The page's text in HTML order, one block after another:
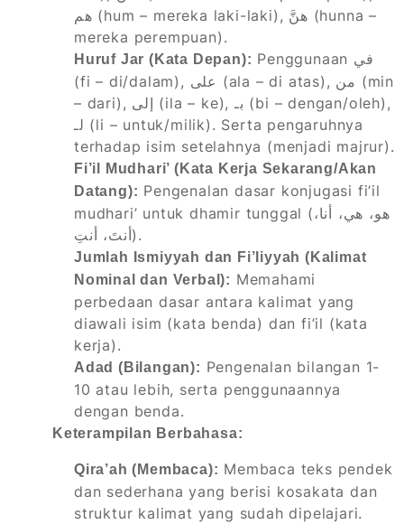
هم (hum – mereka laki-laki), هنَّ (hunna –
mereka perempuan).
Huruf Jar (Kata Depan): Penggunaan في
(fi – di/dalam), على (ala – di atas), من (min
– dari), إلى (ila – ke), بـ (bi – dengan/oleh),
لـ (li – untuk/milik). Serta pengaruhnya
terhadap isim setelahnya (menjadi majrur).
Fi’il Mudhari’ (Kata Kerja Sekarang/Akan
Datang): Pengenalan dasar konjugasi fi’il
mudhari’ untuk dhamir tunggal (هو، هي، أنا،
أنتَ، أنتِ).
Jumlah Ismiyyah dan Fi’liyyah (Kalimat
Nominal dan Verbal): Memahami
perbedaan dasar antara kalimat yang
diawali isim (kata benda) dan fi’il (kata
kerja).
Adad (Bilangan): Pengenalan bilangan 1-
10 atau lebih, serta penggunaannya
dengan benda.
Keterampilan Berbahasa:
Qira’ah (Membaca): Membaca teks pendek
dan sederhana yang berisi kosakata dan
struktur kalimat yang sudah dipelajari.